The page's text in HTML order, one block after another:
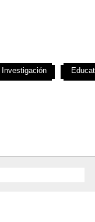
Investigación